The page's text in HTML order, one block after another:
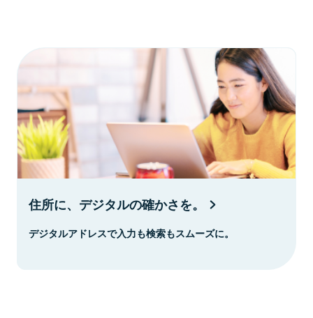
住所に、デジタルの確かさを。
デジタルアドレスで入力も検索もスムーズに。